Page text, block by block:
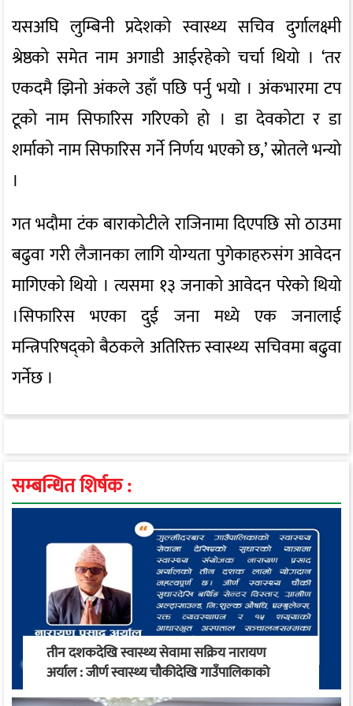
यसअघि लुम्बिनी प्रदेशको स्वास्थ्य सचिव दुर्गालक्ष्मी
श्रेष्ठको समेत नाम अगाडी आईरहेको चर्चा थियो । ‘तर
एकदमै झिनो अंकले उहाँ पछि पर्नु भयो । अंकभारमा टप
टूको नाम सिफारिस गरिएको हो । डा देवकोटा र डा
शर्माको नाम सिफारिस गर्ने निर्णय भएको छ,’ स्रोतले भन्यो
।
गत भदौमा टंक बाराकोटीले राजिनामा दिएपछि सो ठाउमा
बढुवा गरी लैजानका लागि योग्यता पुगेकाहरुसंग आवेदन
मागिएको थियो । त्यसमा १३ जनाको आवेदन परेको थियो
।सिफारिस भएका दुई जना मध्ये एक जनालाई
मन्त्रिपरिषद्को बैठकले अतिरिक्त स्वास्थ्य सचिवमा बढुवा
गर्नेछ ।
सम्बन्धित शिर्षक :
तीन दशकदेखि स्वास्थ्य सेवामा सक्रिय नारायण
अर्याल : जीर्ण स्वास्थ्य चौकीदेखि गाउँपालिकाको
स्वास्थ्य रूपान्तरण सम्म